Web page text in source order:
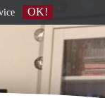
OK!